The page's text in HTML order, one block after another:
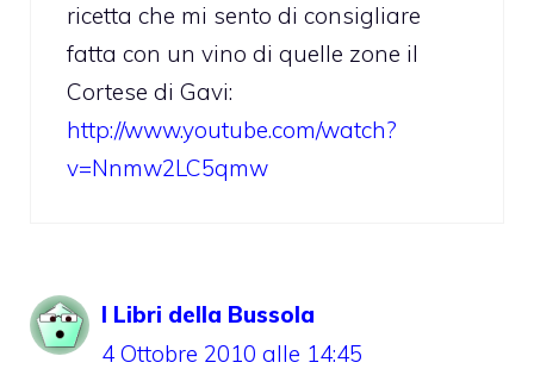
ricetta che mi sento di consigliare
fatta con un vino di quelle zone il
Cortese di Gavi:
http://www.youtube.com/watch?
v=Nnmw2LC5qmw
I Libri della Bussola
4 Ottobre 2010 alle 14:45